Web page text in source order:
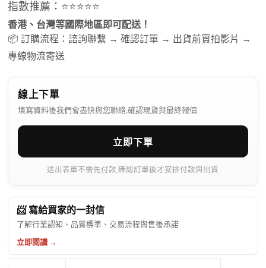
指數推薦：⭐⭐⭐⭐⭐
香港、台灣等國際地區即可配送！
📦 訂購流程：諮詢聯繫 → 確認訂單 → 出貨前實拍影片 →
專線物流寄送
線上下單
填寫資料後我們會盡快與您聯絡,確認現貨與最終報價
立即下單
送出表單不需先付款,確認訂單後才安排付款與出貨
📨 寫給買家的一封信
了解行業認知、品質標準、交易流程與售後承諾
立即閱讀 →